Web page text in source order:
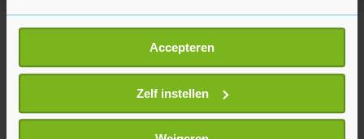
Als u het toestaat, willen we ook graag:
Informatie verzamelen over uw geografische
locatie, die tot een paar meter nauwkeurig kan zijn
Uw apparaat identificeren door het actief te
scannen op specifieke eigenschappen (fingerprinting)
Lees meer over hoe uw persoonlijke gegevens worden
Accepteren
Zelf instellen
NEC maakt valse start in Eredivisie
en verliest van Telstar